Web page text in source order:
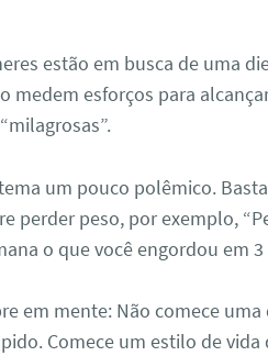
estão em busca de uma
medem esforços para
um pouco polêmico.
perder peso, por exemplo,
o que você engordou em 3
em mente: Não comece
Comece um estilo de vida